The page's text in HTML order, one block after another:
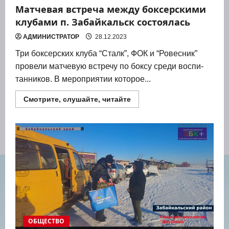
Матчевая встреча между боксерскими
клубами п. Забайкальск состоялась
АДМИНИСТРАТОР 28.12.2023
Три бок­сер­ских клу­ба “Сталк”, ФОК и “Ровес­ник”
про­ве­ли мат­че­вую встре­чу по бок­су сре­ди вос­пи­
тан­ни­ков. В меро­при­я­тии кото­рое...
Смотрите, слушайте, читайтеПрочитать
больше
клубами
п.
Забайкальск
состоялась
ОБЩЕСТВО